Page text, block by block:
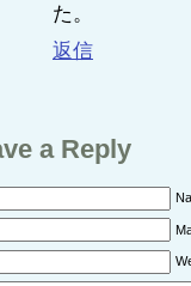
た。
返信
a Reply